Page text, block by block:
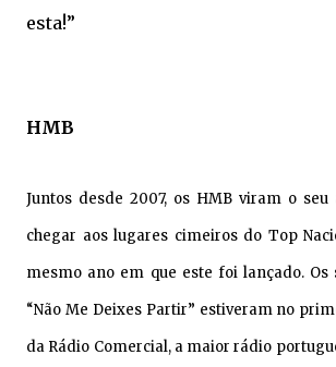
esta!”
HMB
Juntos desde 2007, os HMB viram o
chegar aos lugares cimeiros do Top
mesmo ano em que este foi lançado. Os
“Não Me Deixes Partir” estiveram no
da Rádio Comercial, a maior rádio